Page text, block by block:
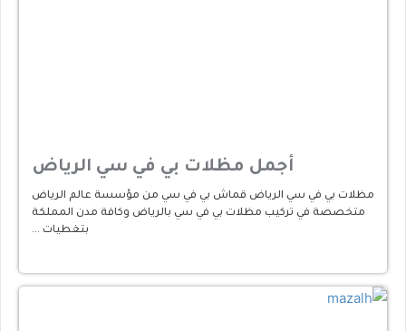
أجمل مظلات بي في سي الرياض
مظلات بي في سي الرياض قماش بي في سي من مؤسسة عالم الرياض
متخصصة في تركيب مظلات بي في سي بالرياض وكافة مدن المملكة
بتغطيات …